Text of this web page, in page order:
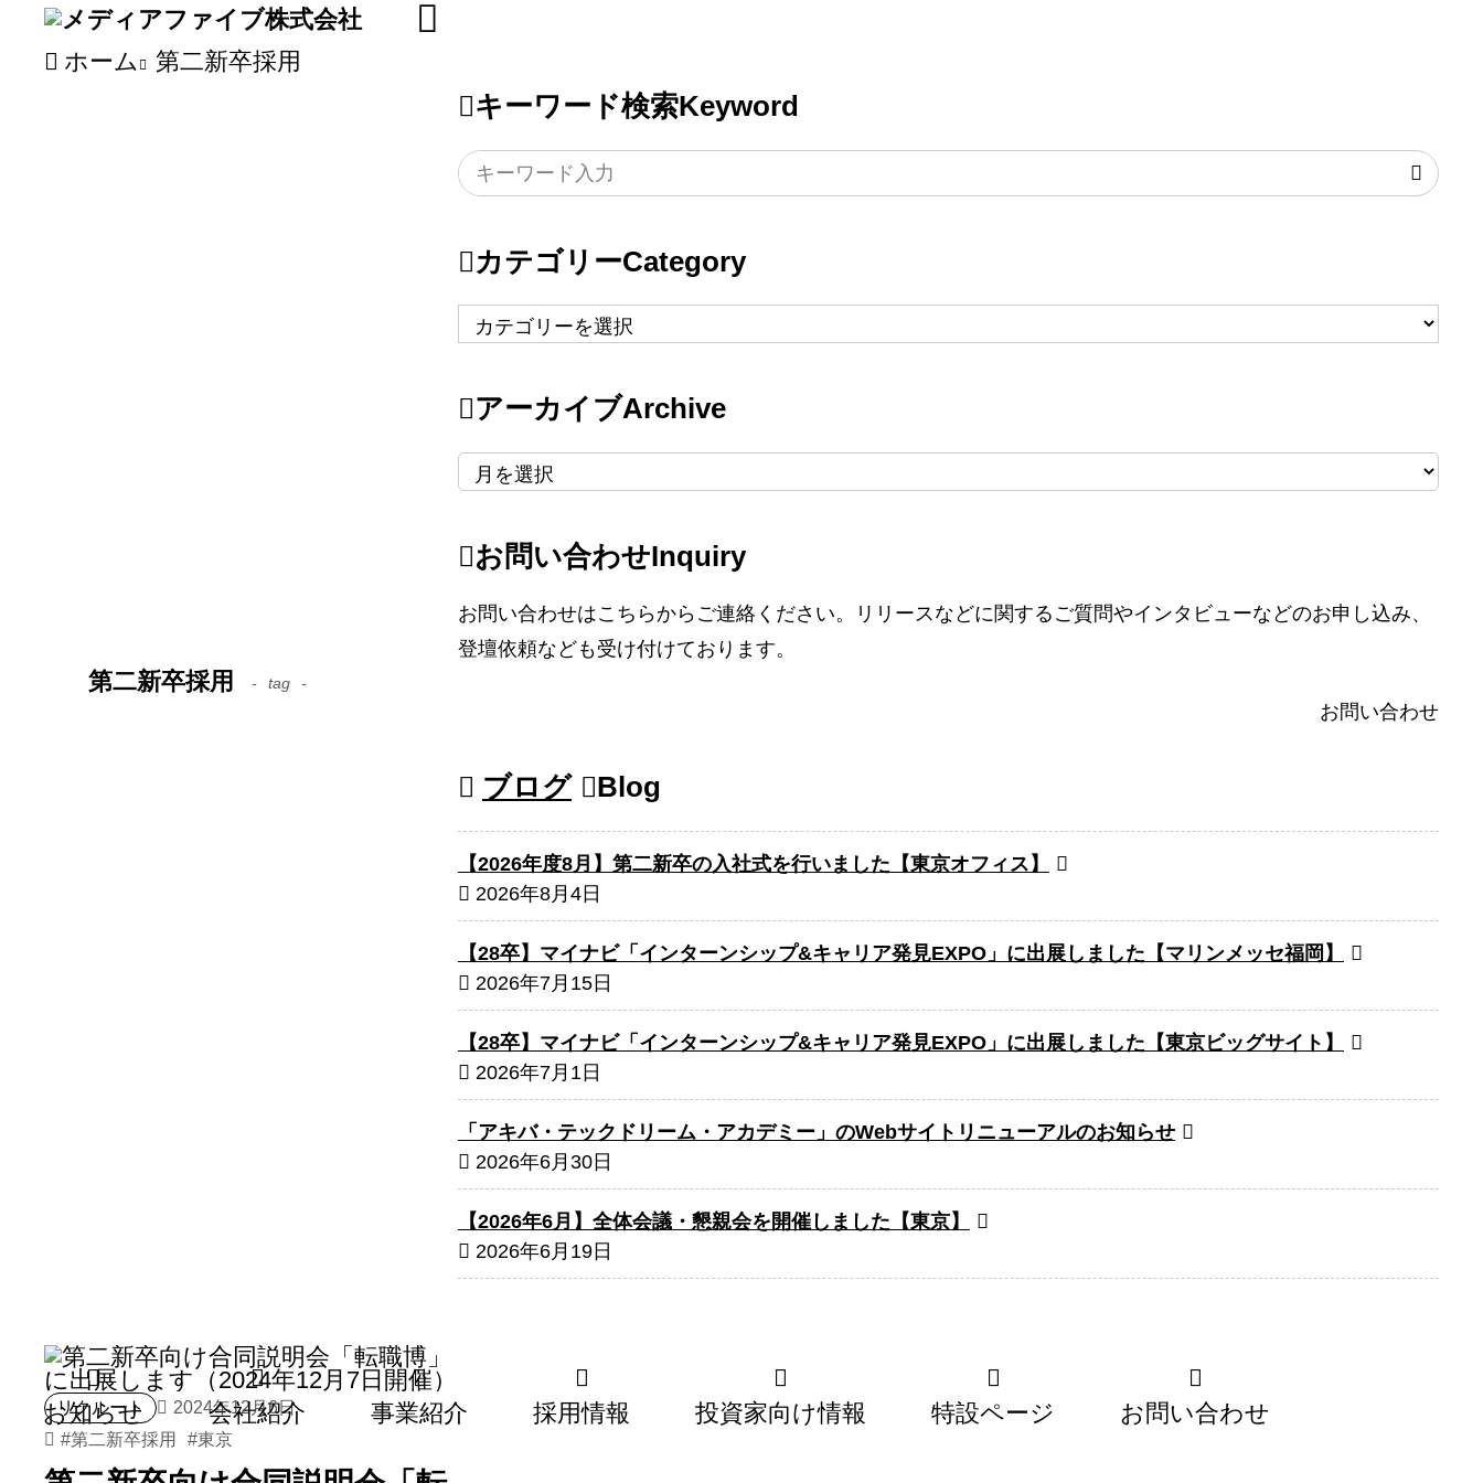
ホーム 第二新卒採用
第二新卒採用 tag
リクルート
2024年12月6日
#第二新卒採用 #東京
キーワード検索Keyword
カテゴリーCategory
テ
ーアーカイブArchive
ア
ー
ブお問い合わせInquiry
お問い合わせはこちらからご連絡ください。リリースなどに関するご質問やインタビューなどのお申し込み、
登壇依頼なども受け付けております。
お問い合わせ
ブログ Blog
【2026年度8月】第二新卒の入社式を行いました【東京オフィス】
2026年8月4日
【28卒】マイナビ「インターンシップ&キャリア発見EXPO」に出展しました【マリンメッセ福岡】
2026年7月15日
【28卒】マイナビ「インターンシップ&キャリア発見EXPO」に出展しました【東京ビッグサイト】
2026年7月1日
「アキバ・テックドリーム・アカデミー」のWebサイトリニューアルのお知らせ
2026年6月30日
【2026年6月】全体会議・懇親会を開催しました【東京】
2026年6月19日
お知らせ 会社紹介 事業紹介 採用情報 投資家向け情報 特設ページ お問い合わせ